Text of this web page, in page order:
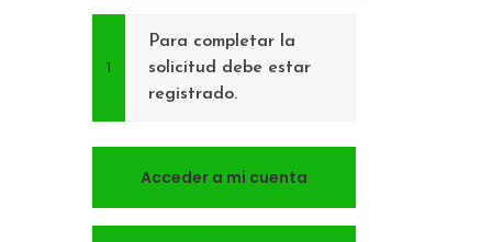
Para completar la
solicitud debe estar
registrado.
Acceder a mi cuenta